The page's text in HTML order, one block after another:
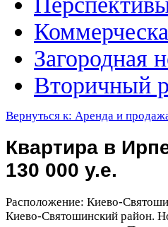
Загородная
Вторичный
Вернуться к: Аренда и
Квартира в
130 000 у.е.
Расположение: Киево-
Киево-Святошинский район.